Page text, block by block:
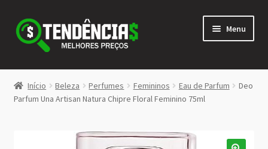
Pular
para
navegação
Pular
para
conteúdo
Menu
LOJA
<>
Início Beleza Perfumes Femininos Eau de Parfum
Deo
Parfum Una Artisan Natura Chipre Floral Feminino 75ml